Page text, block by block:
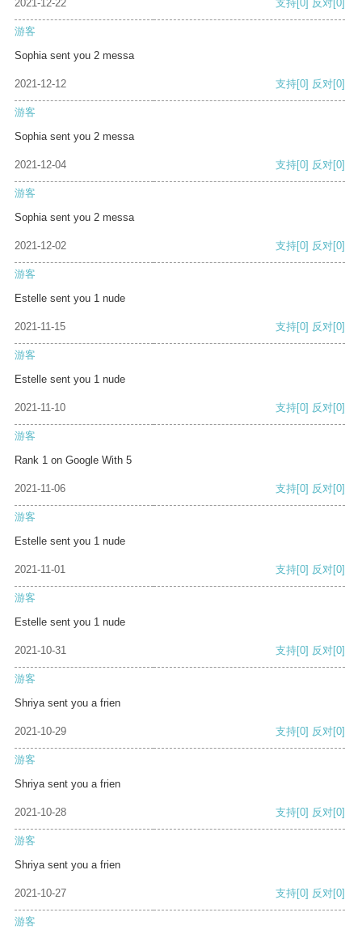
2021-12-22 支持[0] 反对[0]
游客
Sophia sent you 2 messa
2021-12-12 支持[0] 反对[0]
游客
Sophia sent you 2 messa
2021-12-04 支持[0] 反对[0]
游客
Sophia sent you 2 messa
2021-12-02 支持[0] 反对[0]
游客
Estelle sent you 1 nude
2021-11-15 支持[0] 反对[0]
游客
Estelle sent you 1 nude
2021-11-10 支持[0] 反对[0]
游客
Rank 1 on Google With 5
2021-11-06 支持[0] 反对[0]
游客
Estelle sent you 1 nude
2021-11-01 支持[0] 反对[0]
游客
Estelle sent you 1 nude
2021-10-31 支持[0] 反对[0]
游客
Shriya sent you a frien
2021-10-29 支持[0] 反对[0]
游客
Shriya sent you a frien
2021-10-28 支持[0] 反对[0]
游客
Shriya sent you a frien
2021-10-27 支持[0] 反对[0]
游客